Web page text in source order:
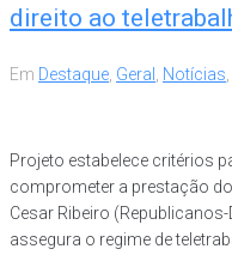
direito ao
Em Destaque, Geral , Notícias,
Projeto estabelece critérios
comprometer a prestação
Cesar Ribeiro
assegura o regime de